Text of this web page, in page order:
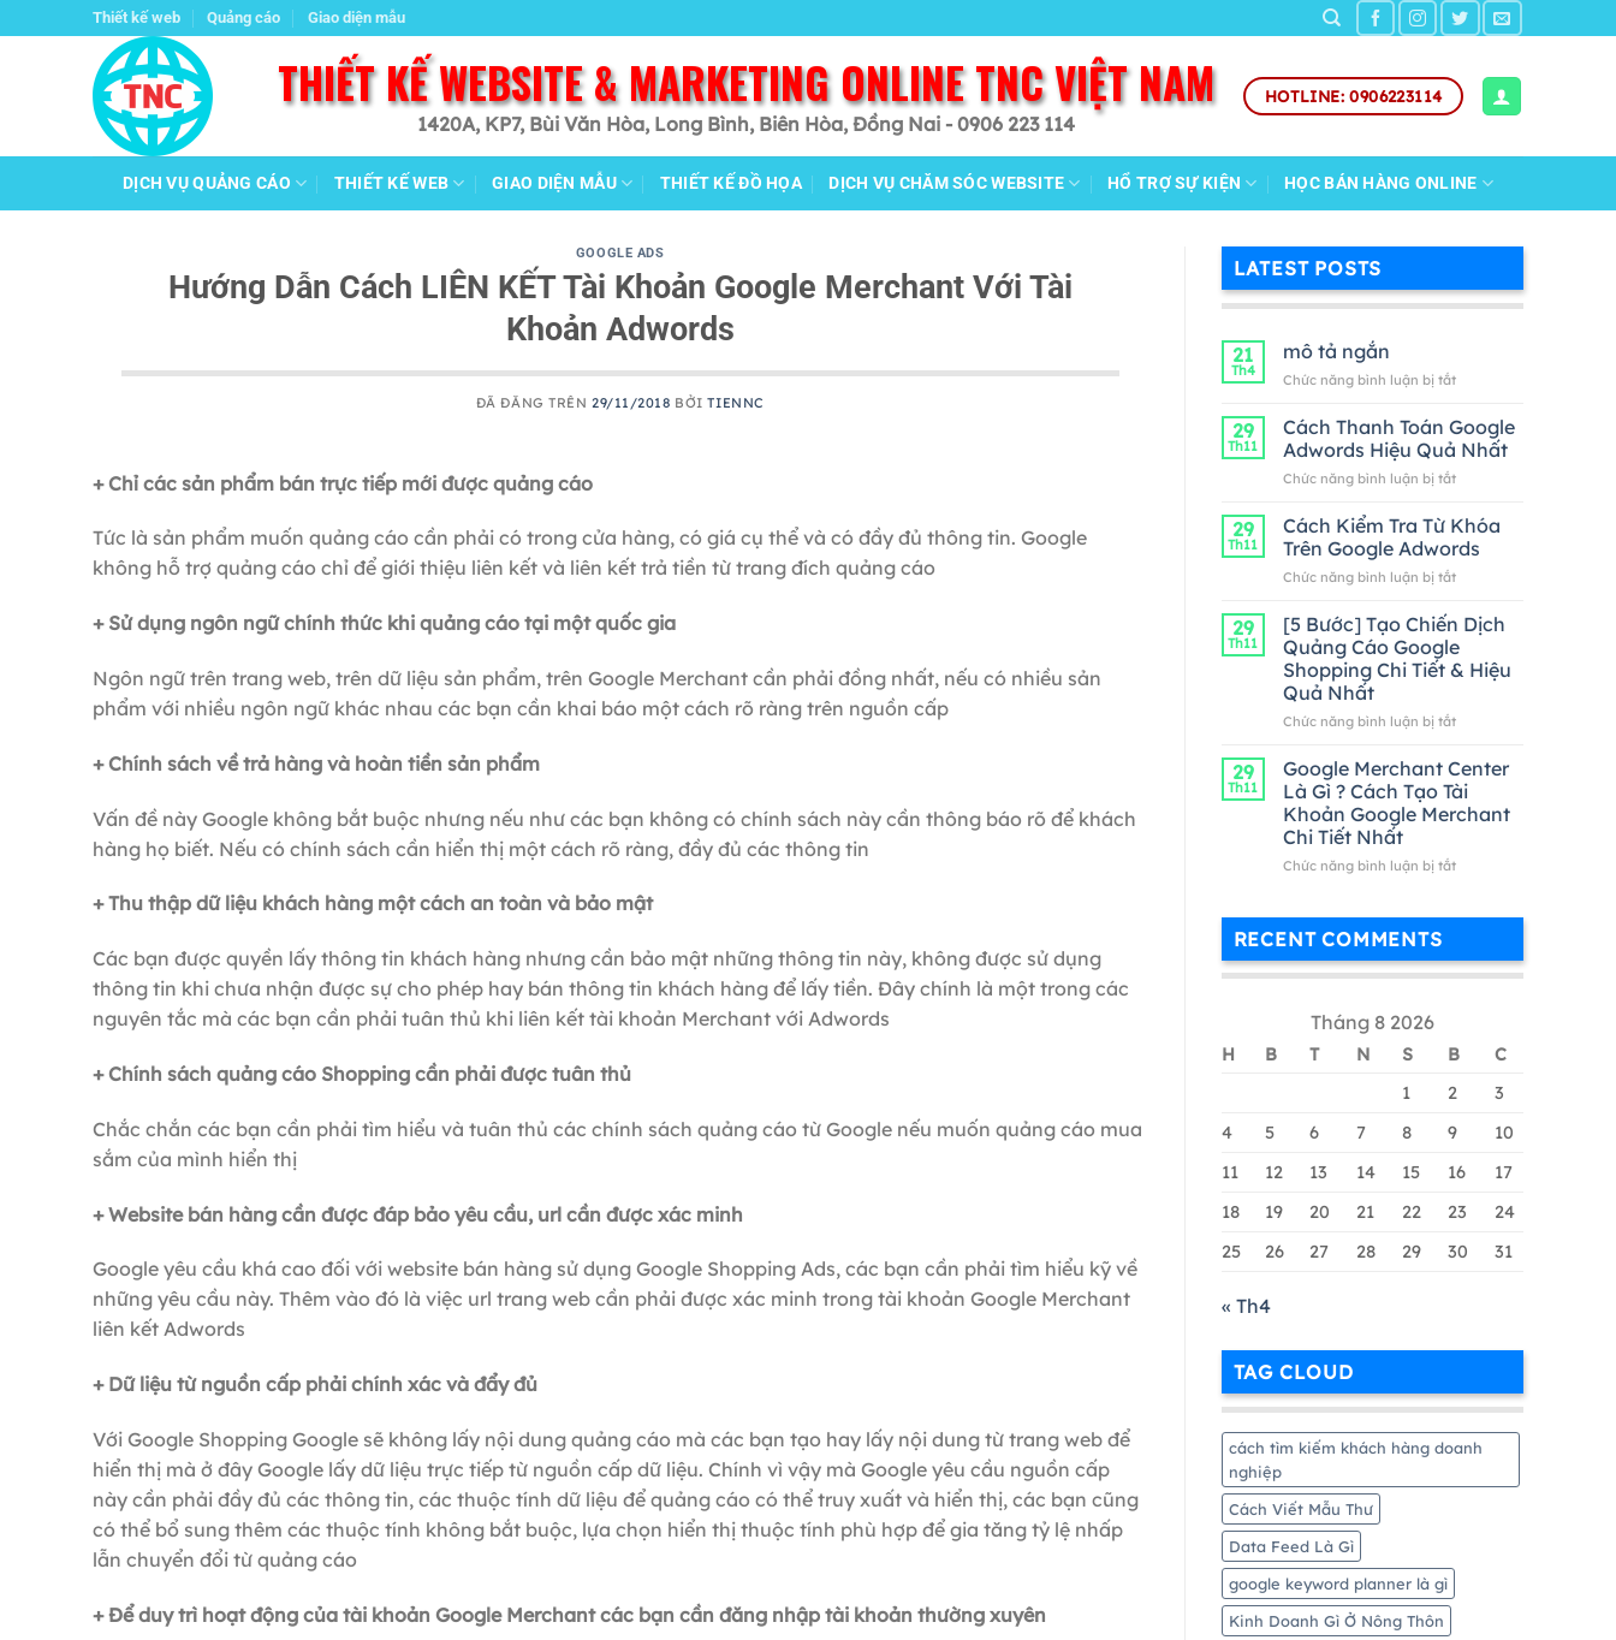
đến
Thiết kế web Quảng cáo Giao diện mẫu
THIẾT KẾ WEBSITE & MARKETING ONLINE TNC VIỆT NAM
1420A, KP7, Bùi Văn Hòa, Long Bình, Biên Hòa, Đồng Nai - 0906 223 114
HOTLINE: 0906223114
DỊCH VỤ QUẢNG CÁO THIẾT KẾ WEB GIAO DIỆN MẪU THIẾT KẾ ĐỒ HỌA DỊCH VỤ CHĂM SÓC WEBSITE HỔ TRỢ SỰ KIỆN HỌC BÁN HÀNG ONLINE
GOOGLE ADS
Hướng Dẫn Cách LIÊN KẾT Tài Khoản Google Merchant Với Tài
Khoản Adwords
ĐÃ ĐĂNG TRÊN 29/11/2018 BỞITIENNC
+ Chỉ các sản phẩm bán trực tiếp mới được quảng cáo
Tức là sản phẩm muốn quảng cáo cần phải có trong cửa hàng, có giá cụ thể và có đầy đủ thông tin. Google
không hỗ trợ quảng cáo chỉ để giới thiệu liên kết và liên kết trả tiền từ trang đích quảng cáo
+ Sử dụng ngôn ngữ chính thức khi quảng cáo tại một quốc gia
Ngôn ngữ trên trang web, trên dữ liệu sản phẩm, trên Google Merchant cần phải đồng nhất, nếu có nhiều sản
phẩm với nhiều ngôn ngữ khác nhau các bạn cần khai báo một cách rõ ràng trên nguồn cấp
+ Chính sách về trả hàng và hoàn tiền sản phẩm
Vấn đề này Google không bắt buộc nhưng nếu như các bạn không có chính sách này cần thông báo rõ để khách
hàng họ biết. Nếu có chính sách cần hiển thị một cách rõ ràng, đầy đủ các thông tin
+ Thu thập dữ liệu khách hàng một cách an toàn và bảo mật
Các bạn được quyền lấy thông tin khách hàng nhưng cần bảo mật những thông tin này, không được sử dụng
thông tin khi chưa nhận được sự cho phép hay bán thông tin khách hàng để lấy tiền. Đây chính là một trong các
nguyên tắc mà các bạn cần phải tuân thủ khi liên kết tài khoản Merchant với Adwords
+ Chính sách quảng cáo Shopping cần phải được tuân thủ
Chắc chắn các bạn cần phải tìm hiểu và tuân thủ các chính sách quảng cáo từ Google nếu muốn quảng cáo mua
sắm của mình hiển thị
+ Website bán hàng cần được đáp bảo yêu cầu, url cần được xác minh
Google yêu cầu khá cao đối với website bán hàng sử dụng Google Shopping Ads, các bạn cần phải tìm hiểu kỹ về
những yêu cầu này. Thêm vào đó là việc url trang web cần phải được xác minh trong tài khoản Google Merchant
liên kết Adwords
+ Dữ liệu từ nguồn cấp phải chính xác và đẩy đủ
Với Google Shopping Google sẽ không lấy nội dung quảng cáo mà các bạn tạo hay lấy nội dung từ trang web để
hiển thị mà ở đây Google lấy dữ liệu trực tiếp từ nguồn cấp dữ liệu. Chính vì vậy mà Google yêu cầu nguồn cấp
này cần phải đầy đủ các thông tin, các thuộc tính dữ liệu để quảng cáo có thể truy xuất và hiển thị, các bạn cũng
có thể bổ sung thêm các thuộc tính không bắt buộc, lựa chọn hiển thị thuộc tính phù hợp để gia tăng tỷ lệ nhấp
lẫn chuyển đổi từ quảng cáo
+ Để duy trì hoạt động của tài khoản Google Merchant các bạn cần đăng nhập tài khoản thường xuyên
LATEST POSTS
21
Th4
mô tả ngắn
Chức năng bình luận bị tắtở
tả
ngắn
29
Th11
Cách Thanh Toán Google
Adwords Hiệu Quả Nhất
Chức năng bình luận bị tắtở
Thanh
Toán
Google
Adwords
Quả
Nhất
29
Th11
Cách Kiểm Tra Từ Khóa
Trên Google Adwords
Chức năng bình luận bị tắtở
Kiểm
Tra
Từ
Khóa
Google
29
Th11
[5 Bước] Tạo Chiến Dịch
Quảng Cáo Google
Shopping Chi Tiết & Hiệu
Quả Nhất
Chức năng bình luận bị tắtở
Bước]
Tạo
Chiến
Dịch
Cáo
&
29
Th11
Google Merchant Center
Là Gì ? Cách Tạo Tài
Khoản Google Merchant
Chi Tiết Nhất
Chức năng bình luận bị tắtở
Gì
Tài
Google
Chi
Nhất
RECENT COMMENTS
Tháng 8 2026
H B T N S B
C
1
2
3
4
5 6 7 8 9
10
11
12 13 14 15 16
17
18
19 20 21 22 23
24
25
26 27 28 29 30 31
« Th4
TAG CLOUD
cách tìm kiếm khách hàng doanh
nghiệp
Cách Viết Mẫu Thư
Data Feed Là Gì
google keyword planner là gì
Kinh Doanh Gì Ở Nông Thôn